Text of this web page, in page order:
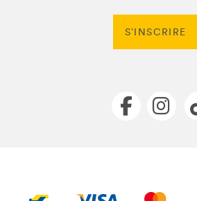
S’INSCRIRE